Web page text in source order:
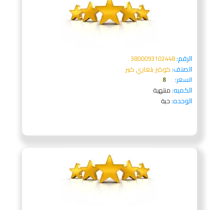
الرقم:3800093102448
الصنف:كوكيز بلغاري كبير
السعر:
8
الكميه:منتهية
الوحده:حبة